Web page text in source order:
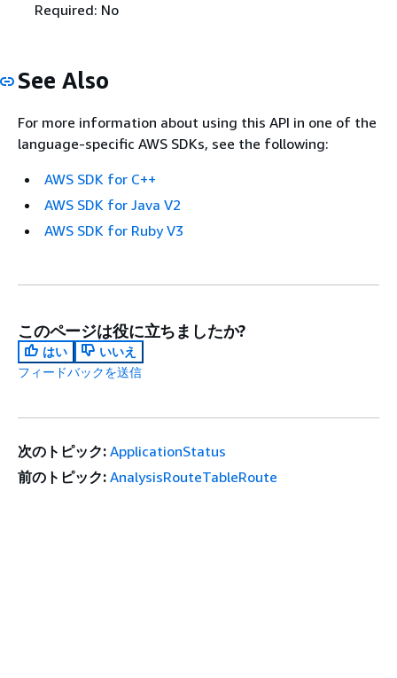
Required: No
See Also
For more information about using this API in one of the
language-specific AWS SDKs, see the following:
AWS SDK for C++
AWS SDK for Java V2
AWS SDK for Ruby V3
このページは役に立ちましたか?
はい
いいえ
フィードバックを送信
次のトピック: ApplicationStatus
前のトピック: AnalysisRouteTableRoute